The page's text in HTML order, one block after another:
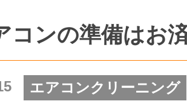
コンの準備はお
エアコンクリーニング